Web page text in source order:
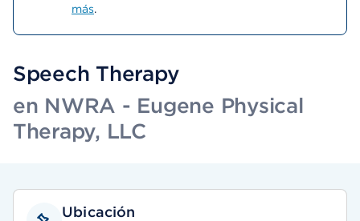
más.
Speech Therapy
en NWRA - Eugene Physical
Therapy, LLC
Ubicación